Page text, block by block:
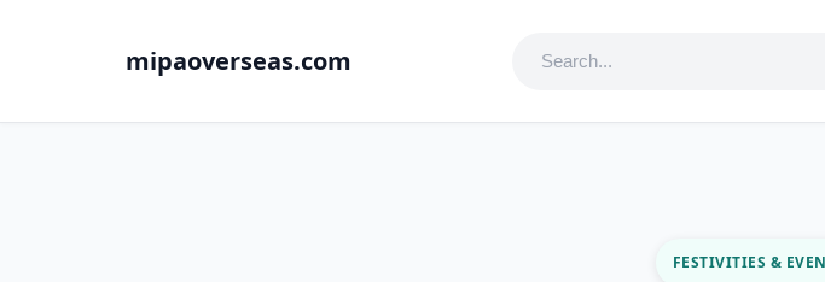
mipaoverseas.com
FESTIVITIES &